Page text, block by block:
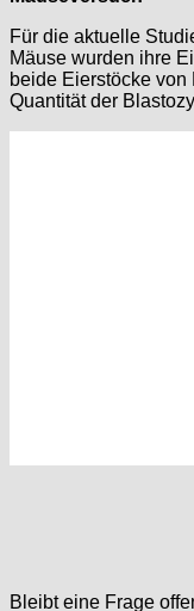
Für die aktuelle
Mäuse wurden ihre
beide Eierstöcke
Quantität der
Bleibt eine Frage